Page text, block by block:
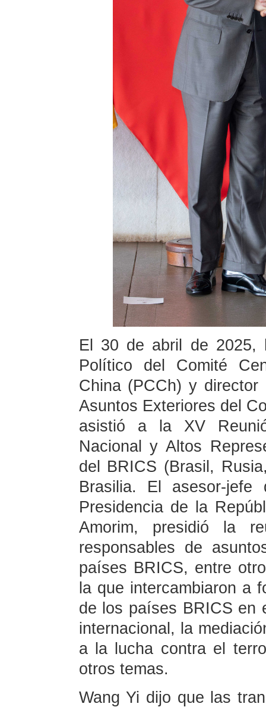
El 30 de abril de 2025,
Político del Comité
China (PCCh) y
Asuntos Exteriores del
asistió a la XV
Nacional y Altos
del BRICS (Brasil,
Brasilia. El asesor-
Presidencia de la
Amorim, presidió la
responsables de
países BRICS, entre
la que intercambiaron a
de los países BRICS en
internacional, la
a la lucha contra el
otros temas.
Wang Yi dijo que las